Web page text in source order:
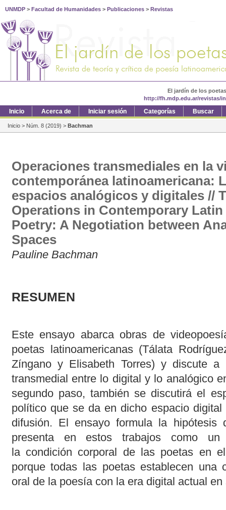
UNMDP > Facultad de Humanidades > Publicaciones > Revistas
El jardín de los
http://fh.mdp.edu.ar/revistas/
Inicio Acerca de Iniciar sesión Categorías Buscar
Inicio > Núm. 8 (2019) > Bachman
Operaciones transmediales en la
contemporánea latinoamericana:
espacios analógicos y digitales //
Operations in Contemporary
Poetry: A Negotiation between
Spaces
Pauline Bachman
RESUMEN
Este ensayo abarca obras de
poetas latinoamericanas (Tálata
Zíngano y Elisabeth Torres) y discute
transmedial entre lo digital y lo analógico
segundo paso, también se discutirá el
político que se da en dicho espacio
difusión. El ensayo formula la hipótesis
presenta en estos trabajos como un
la condición corporal de las poetas en
porque todas las poetas establecen una
oral de la poesía con la era digital actual